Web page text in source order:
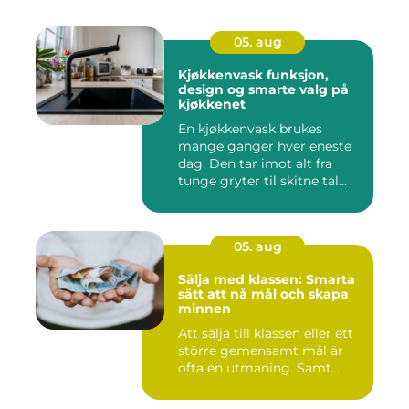
05. aug
Kjøkkenvask funksjon,
design og smarte valg på
kjøkkenet
En kjøkkenvask brukes
mange ganger hver eneste
dag. Den tar imot alt fra
tunge gryter til skitne tal...
05. aug
Sälja med klassen: Smarta
sätt att nå mål och skapa
minnen
Att sälja till klassen eller ett
större gemensamt mål är
ofta en utmaning. Samt...